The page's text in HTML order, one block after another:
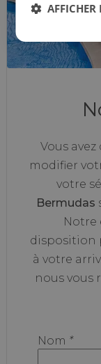
Vous
modifier
votre
Bermudas
Notre
disposition
à votre
nous vous
Nom *
AFFICHER